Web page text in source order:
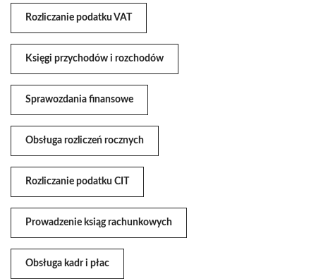
Rozliczanie podatku VAT
Księgi przychodów i rozchodów
Sprawozdania finansowe
Obsługa rozliczeń rocznych
Rozliczanie podatku CIT
Prowadzenie ksiąg rachunkowych
Obsługa kadr i płac